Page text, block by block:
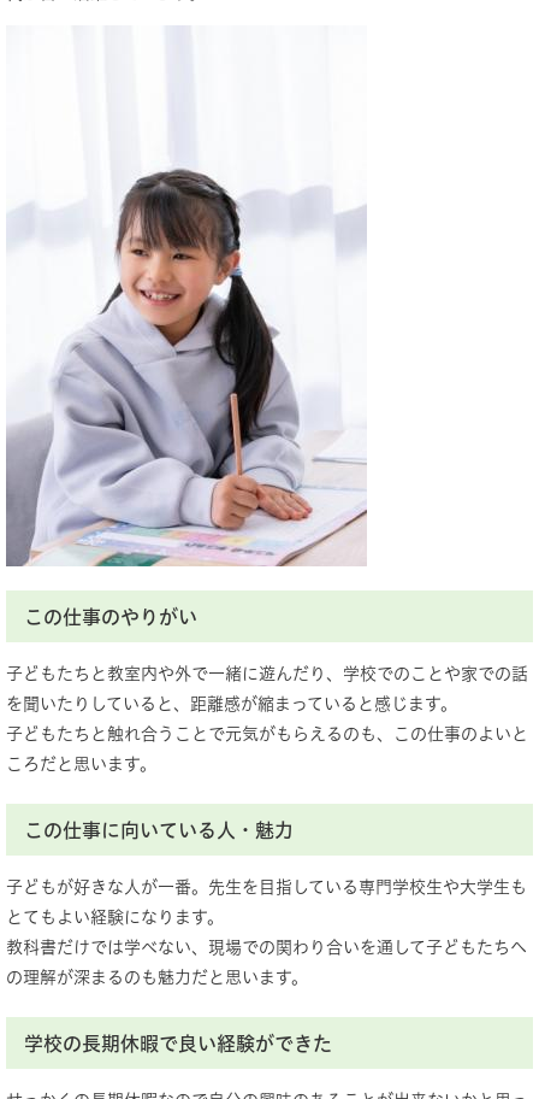
この仕事のやりがい
子どもたちと教室内や外で一緒に遊んだり、学校でのことや家での話
を聞いたりしていると、距離感が縮まっていると感じます。
子どもたちと触れ合うことで元気がもらえるのも、この仕事のよいと
ころだと思います。
この仕事に向いている人・魅力
子どもが好きな人が一番。先生を目指している専門学校生や大学生も
とてもよい経験になります。
教科書だけでは学べない、現場での関わり合いを通して子どもたちへ
の理解が深まるのも魅力だと思います。
学校の長期休暇で良い経験ができた